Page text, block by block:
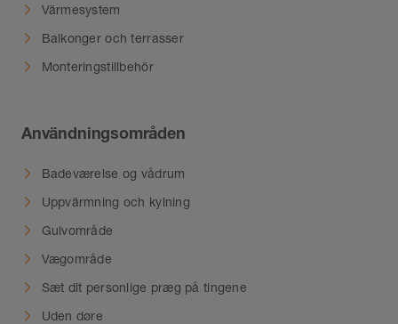
Värmesystem
Balkonger och terrasser
Monteringstillbehör
Användningsområden
Badeværelse og vådrum
Uppvärmning och kylning
Gulvområde
Vægområde
Sæt dit personlige præg på tingene
Uden døre